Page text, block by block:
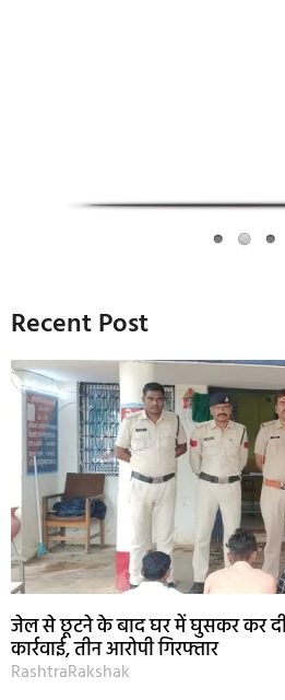
Recent Post
जेल से छूटने के बाद घर में घुसकर कर दी
कार्रवाई, तीन आरोपी गिरफ्तार
RashtraRakshak